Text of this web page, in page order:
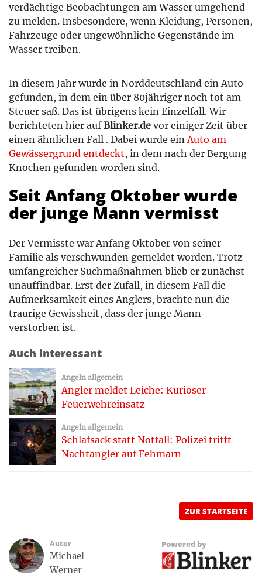
verdächtige Beobachtungen am Wasser umgehend
zu melden. Insbesondere, wenn Kleidung, Personen,
Fahrzeuge oder ungewöhnliche Gegenstände im
Wasser treiben.
In diesem Jahr wurde in Norddeutschland ein Auto
gefunden, in dem ein über 80jähriger noch tot am
Steuer saß. Das ist übrigens kein Einzelfall. Wir
berichteten hier aufBlinker.de vor einiger Zeit über
einen ähnlichen Fall . Dabei wurde einAuto am
Gewässergrund entdeckt, in dem nach der Bergung
Knochen gefunden worden sind.
Seit Anfang Oktober wurde
der junge Mann vermisst
Der Vermisste war Anfang Oktober von seiner
Familie als verschwunden gemeldet worden. Trotz
umfangreicher Suchmaßnahmen blieb er zunächst
unauffindbar. Erst der Zufall, in diesem Fall die
Aufmerksamkeit eines Anglers, brachte nun die
traurige Gewissheit, dass der junge Mann
verstorben ist.
Auch interessant
Angeln allgemein
Angler meldet Leiche: Kurioser
Feuerwehreinsatz
Angeln allgemein
Schlafsack statt Notfall: Polizei trifft
Nachtangler auf Fehmarn
ZUR STARTSEITE
Autor
Michael
Werner
Powered by